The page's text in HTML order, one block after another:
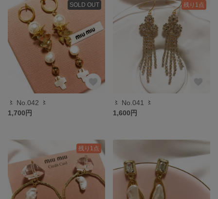
SOLD OUT
〻 No.042 〻
1,700円
残り1点
〻 No.041 〻
1,600円
残り1点